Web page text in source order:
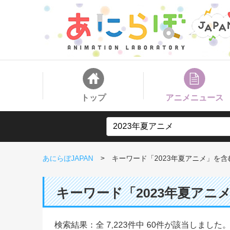
トップ アニメニュース
あにらぼJAPAN キーワード「2023年夏アニメ」を含
キーワード「2023年夏アニ
検索結果：全 7,223件中 60件が該当しました。